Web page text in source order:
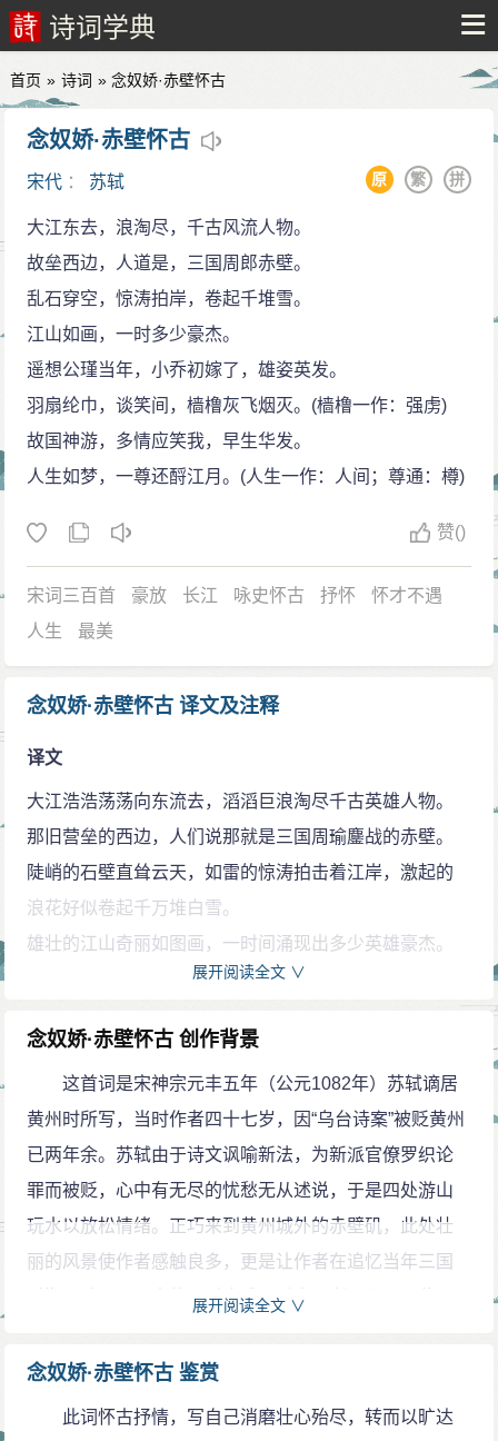
诗词学典
首页 » 诗词 » 念奴娇·赤壁怀古
念奴娇·赤壁怀古
宋代 ： 苏轼 拼
繁
原
大江东去，浪淘尽，千古风流人物。
故垒西边，人道是，三国周郎赤壁。
乱石穿空，惊涛拍岸，卷起千堆雪。
江山如画，一时多少豪杰。
遥想公瑾当年，小乔初嫁了，雄姿英发。
羽扇纶巾，谈笑间，樯橹灰飞烟灭。(樯橹一作：强虏)
故国神游，多情应笑我，早生华发。
人生如梦，一尊还酹江月。(人生一作：人间；尊通：樽)
赞()
宋词三百首 豪放 长江 咏史怀古 抒怀
怀才不遇
人生
最美
念奴娇·赤壁怀古 译文及注释
译文
大江浩浩荡荡向东流去，滔滔巨浪淘尽千古英雄人物。
那旧营垒的西边，人们说那就是三国周瑜鏖战的赤壁。
陡峭的石壁直耸云天，如雷的惊涛拍击着江岸，激起的
浪花好似卷起千万堆白雪。
雄壮的江山奇丽如图画，一时间涌现出多少英雄豪杰。
遥想当年的周瑜春风得意，绝代佳人小乔刚嫁给他，他
手摇羽扇头戴纶巾，谈笑之间，强敌的战船烧得灰飞烟
灭。
我今日神游当年的战地，可笑我多情善感，过早地生出
满头白发。
人生犹如一场梦，且洒一杯酒祭奠江上的明月。
注释
黄州赤壁，一名“赤鼻矶”，在今湖北黄冈西。而三国古战
大江：指长江。
淘：冲洗，冲刷。
展开阅读全文 ∨
念奴娇·赤壁怀古 创作背景
这首词是宋神宗元丰五年（公元1082年）苏轼谪居
黄州时所写，当时作者四十七岁，因“乌台诗案”被贬黄州
已两年余。苏轼由于诗文讽喻新法，为新派官僚罗织论
罪而被贬，心中有无尽的忧愁无从述说，于是四处游山
玩水以放松情绪。正巧来到黄州城外的赤壁矶，此处壮
丽的风景使作者感触良多，更是让作者在追忆当年三国
时期周瑜无限风光的同时也感叹时光易逝，因写下此
展开阅读全文 ∨
念奴娇·赤壁怀古 鉴赏
此词怀古抒情，写自己消磨壮心殆尽，转而以旷达